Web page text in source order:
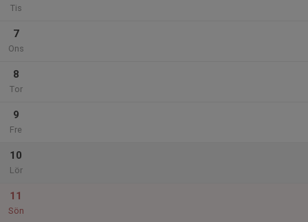
Tis
7
Ons
8
Tor
9
Fre
10
Lör
11
Sön